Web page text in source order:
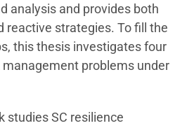
analysis and provides both
reactive strategies. To fill the
this thesis investigates four
management problems under
studies SC resilience